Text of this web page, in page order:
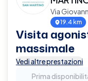
Via
19.4 km
Visita
massimale
Vedi altre prestazioni
Prima